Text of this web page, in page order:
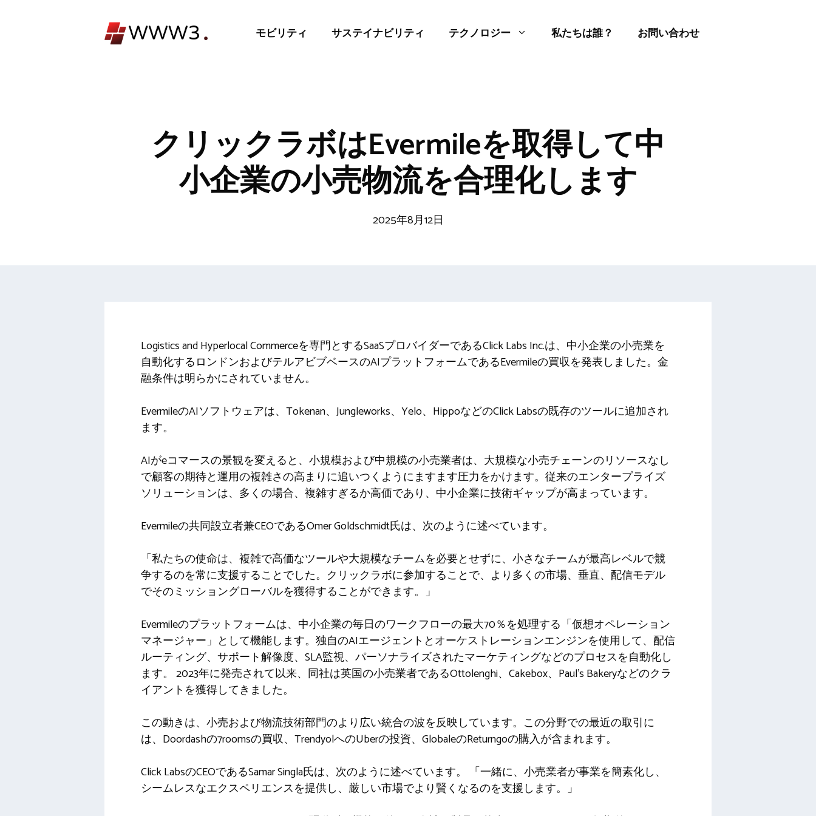
モビリティ サステイナビリティ テクノロジー 私たちは誰？ お問い合わせ
クリックラボはEvermileを取得して中
小企業の小売物流を合理化します
2025年8月12日
Logistics and Hyperlocal Commerceを専門とするSaaSプロバイダーであるClick Labs Inc.は、中小企業の小売業を
自動化するロンドンおよびテルアビブベースのAIプラットフォームであるEvermileの買収を発表しました。金
融条件は明らかにされていません。
EvermileのAIソフトウェアは、Tokenan、Jungleworks、Yelo、HippoなどのClick Labsの既存のツールに追加され
ます。
AIがeコマースの景観を変えると、小規模および中規模の小売業者は、大規模な小売チェーンのリソースなし
で顧客の期待と運用の複雑さの高まりに追いつくようにますます圧力をかけます。従来のエンタープライズ
ソリューションは、多くの場合、複雑すぎるか高価であり、中小企業に技術ギャップが高まっています。
Evermileの共同設立者兼CEOであるOmer Goldschmidt氏は、次のように述べています。
「私たちの使命は、複雑で高価なツールや大規模なチームを必要とせずに、小さなチームが最高レベルで競
争するのを常に支援することでした。クリックラボに参加することで、より多くの市場、垂直、配信モデル
でそのミッショングローバルを獲得することができます。」
Evermileのプラットフォームは、中小企業の毎日のワークフローの最大70％を処理する「仮想オペレーション
マネージャー」として機能します。独自のAIエージェントとオーケストレーションエンジンを使用して、配信
ルーティング、サポート解像度、SLA監視、パーソナライズされたマーケティングなどのプロセスを自動化し
ます。 2023年に発売されて以来、同社は英国の小売業者であるOttolenghi、Cakebox、Paul’s Bakeryなどのクラ
イアントを獲得してきました。
この動きは、小売および物流技術部門のより広い統合の波を反映しています。この分野での最近の取引に
は、Doordashの7roomsの買収、TrendyolへのUberの投資、GlobaleのReturngoの購入が含まれます。
Click LabsのCEOであるSamar Singla氏は、次のように述べています。 「一緒に、小売業者が事業を簡素化し、
シームレスなエクスペリエンスを提供し、厳しい市場でより賢くなるのを支援します。」